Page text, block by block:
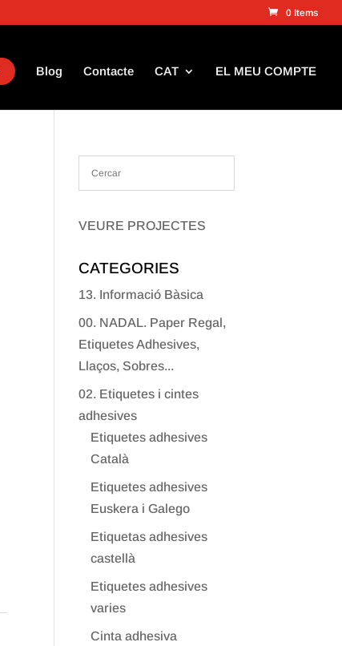
0 Items
Blog Contacte CAT EL MEU COMPTE
VEURE PROJECTES
CATEGORIES
13. Informació Bàsica
00. NADAL. Paper Regal,
Etiquetes Adhesives,
Llaços, Sobres...
02. Etiquetes i cintes
adhesives
Etiquetes adhesives
Català
Etiquetes adhesives
Euskera i Galego
Etiquetas adhesives
castellà
Etiquetes adhesives
varies
Cinta adhesiva